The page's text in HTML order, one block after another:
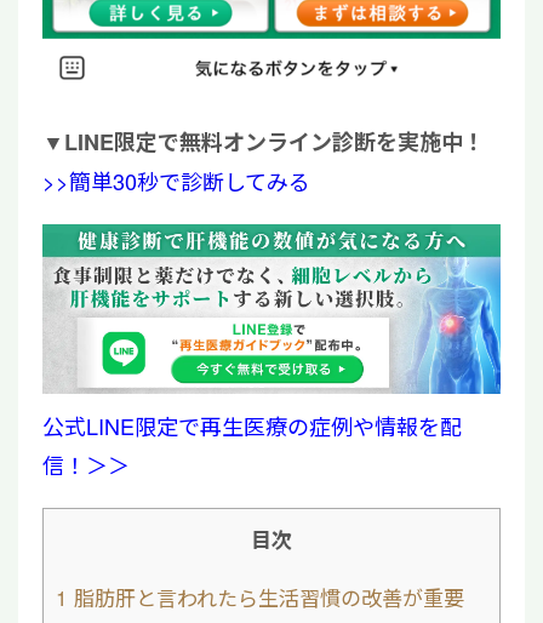
▼LINE限定で無料オンライン診断を実施中！
>>簡単30秒で診断してみる
公式LINE限定で再生医療の症例や情報を配
信！＞＞
目次
1 脂肪肝と言われたら生活習慣の改善が重要